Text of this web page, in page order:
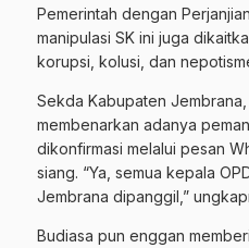
Pemerintah dengan
manipulasi SK ini juga
korupsi, kolusi, dan
Sekda Kabupaten Jembrana,
membenarkan adanya
dikonfirmasi melalui pesan
siang. “Ya, semua kepala
Jembrana dipanggil,”
Budiasa pun enggan